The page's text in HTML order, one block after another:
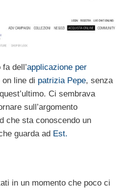
dell’applicazione per
line di patrizia Pepe, senza
Ci sembrava
sull’argomento
che sta conoscendo un
guarda ad Est.
in un momento che poco ci